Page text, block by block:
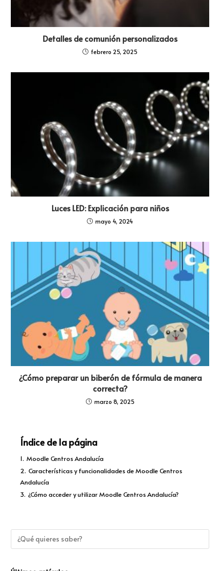
Detalles de comunión personalizados
febrero 25, 2025
Luces LED: Explicación para niños
mayo 4, 2024
¿Cómo preparar un biberón de fórmula de manera
correcta?
marzo 8, 2025
Índice de la página
1. Moodle Centros Andalucía
2. Características y funcionalidades de Moodle Centros
Andalucía
3. ¿Cómo acceder y utilizar Moodle Centros Andalucía?